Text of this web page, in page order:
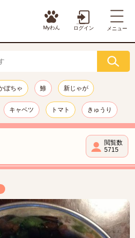
Myわん ログイン メニュー
ぼちゃ 鯵 新じゃが
キャベツ トマト きゅうり
閲覧数
5715